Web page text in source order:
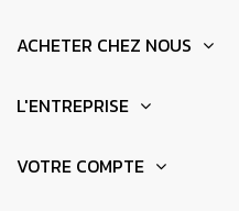
ACHETER CHEZ NOUS
L'ENTREPRISE
VOTRE COMPTE